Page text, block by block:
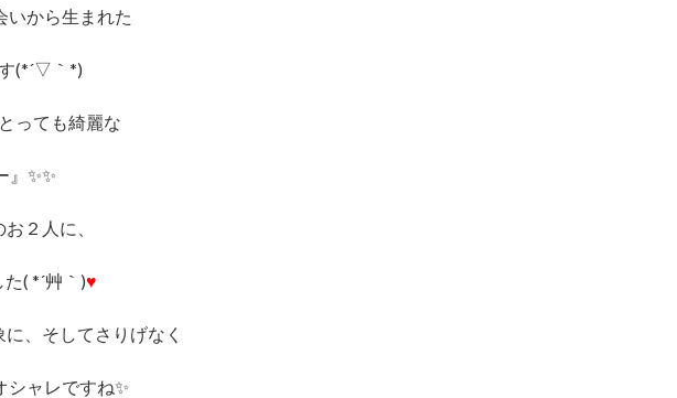
いから生まれた
(*´▽｀*)
っても綺麗な
✨✨
２人に、
( *´艸｀)♥
、そしてさりげなく
シャレですね✨